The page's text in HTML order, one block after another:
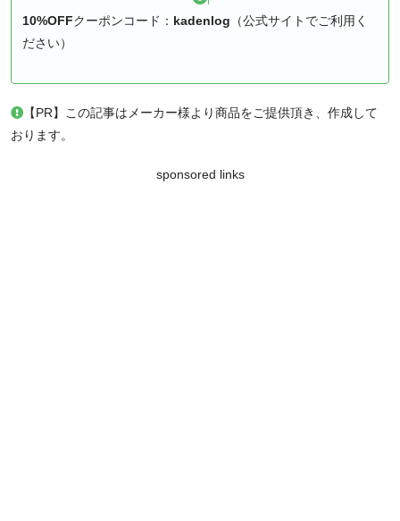
10%OFFクーポンコード： kadenlog （公式サイトでご利用く
ださい）
【PR】この記事はメーカー様より商品をご提供頂き、作成して
おります。
sponsored links